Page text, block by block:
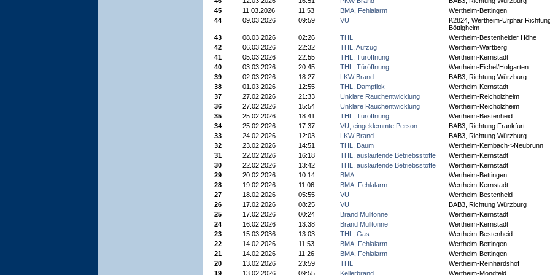
45
11.03.2026 11:53 BMA, Fehlalarm
Wertheim-Bettingen
44
09.03.2026 09:59 VU
K2824, Wertheim-Urphar
Böttigheim
43
08.03.2026 02:26 THL
Wertheim-Bestenheider Höhe
42
06.03.2026 22:32 THL, Aufzug
Wertheim-Wartberg
41
05.03.2026 22:55 THL, Türöffnung
Wertheim-Kernstadt
40
03.03.2026 20:45 THL, Türöffnung
Wertheim-Eichel/Hofgarten
39
02.03.2026 18:27 LKW Brand
BAB3, Richtung Würzburg
38
01.03.2026 12:55 THL, Dampflok
Wertheim-Kernstadt
37
27.02.2026 21:33 Unklare Rauchentwicklung
Wertheim-Reicholzheim
36
27.02.2026 15:54 Unklare Rauchentwicklung
Wertheim-Reicholzheim
35
25.02.2026 18:41 THL, Türöffnung
Wertheim-Bestenheid
34
25.02.2026 17:37 VU, eingeklemmte Person
BAB3, Richtung Frankfurt
33
24.02.2026 12:03 LKW Brand
BAB3, Richtung Würzburg
32
23.02.2026 14:51 THL, Baum
Wertheim-Kembach->Neubrunn
31
22.02.2026 16:18 THL, auslaufende Betriebsstoffe
Wertheim-Kernstadt
30
22.02.2026 13:42 THL, auslaufende Betriebsstoffe
Wertheim-Kernstadt
29
20.02.2026 10:14 BMA
Wertheim-Bettingen
28
19.02.2026 11:06 BMA, Fehlalarm
Wertheim-Kernstadt
27
18.02.2026 05:55 VU
Wertheim-Bestenheid
26
17.02.2026 08:25 VU
BAB3, Richtung Würzburg
25
17.02.2026 00:24 Brand Mülltonne
Wertheim-Kernstadt
24
16.02.2026 13:38 Brand Mülltonne
Wertheim-Kernstadt
23
15.03.2036 13:03 THL, Gas
Wertheim-Bestenheid
22
14.02.2026 11:53 BMA, Fehlalarm
Wertheim-Bettingen
21
14.02.2026 11:26 BMA, Fehlalarm
Wertheim-Bettingen
20
13.02.2026 23:59 THL
Wertheim-Reinhardshof
19
13.02.2026 09:55 Kellerbrand Wertheim-Mondfeld